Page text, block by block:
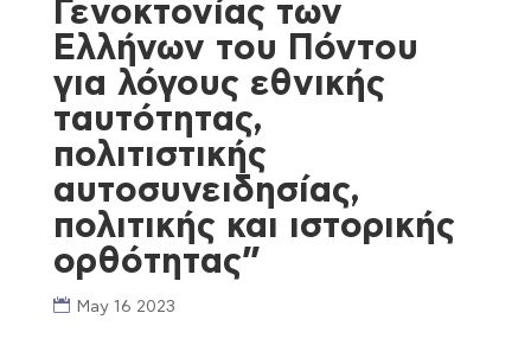
Γενοκτονίας των
Ελλήνων του Πόντου
για λόγους εθνικής
ταυτότητας,
πολιτιστικής
αυτοσυνειδησίας,
πολιτικής και ιστορικής
ορθότητας”
May 16 2023